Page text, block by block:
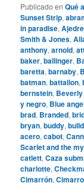
Publicado en Qué
Sunset Strip,
in paradise,
Smith & Jones,
anthony,arnold,
baker,ballinger,
baretta,barnaby,
batman,battalion,
bernstein,
y negro, Blue
brad, Branded,
bryan,buddy,
acero,cabot,
Scarlet and the
catlett,Caza
charlotte,
Cimarrón,